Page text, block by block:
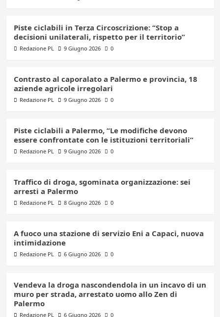
Piste ciclabili in Terza Circoscrizione: “Stop a
decisioni unilaterali, rispetto per il territorio”
Redazione PL 9 Giugno 2026 0
Contrasto al caporalato a Palermo e provincia, 18
aziende agricole irregolari
Redazione PL 9 Giugno 2026 0
Piste ciclabili a Palermo, “Le modifiche devono
essere confrontate con le istituzioni territoriali”
Redazione PL 9 Giugno 2026 0
Traffico di droga, sgominata organizzazione: sei
arresti a Palermo
Redazione PL 8 Giugno 2026 0
A fuoco una stazione di servizio Eni a Capaci, nuova
intimidazione
Redazione PL 6 Giugno 2026 0
Vendeva la droga nascondendola in un incavo di un
muro per strada, arrestato uomo allo Zen di
Palermo
Redazione PL 6 Giugno 2026 0